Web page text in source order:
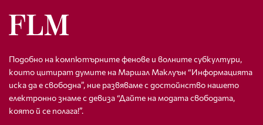
Подобно на компютърните фенове и волните субкултури,
които цитират думите на Маршал Маклуън “Информацията
иска да е свободна”, ние развяваме с достойнство нашето
електронно знаме с девиза “Дайте на модата свободата,
която й се полага!”.